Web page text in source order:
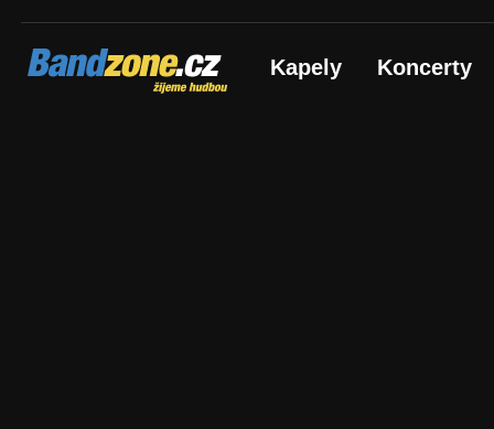
Bandzone.cz
žijeme hudbou Kapely Koncerty